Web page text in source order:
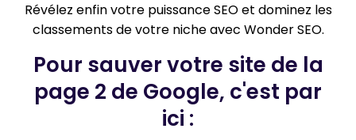
Révélez enfin votre puissance SEO et dominez les
classements de votre niche avec Wonder SEO.
Pour sauver votre site de la
page 2 de Google, c'est par
ici :